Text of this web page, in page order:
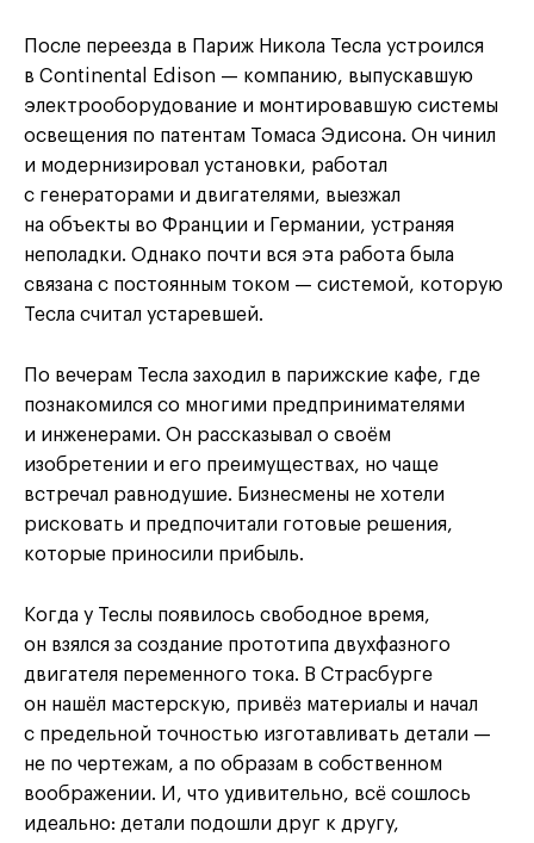
После переезда в Париж Никола Тесла устроился
в Continental Edison — компанию, выпускавшую
электрооборудование и монтировавшую системы
освещения по патентам Томаса Эдисона. Он чинил
и модернизировал установки, работал
с генераторами и двигателями, выезжал
на объекты во Франции и Германии, устраняя
неполадки. Однако почти вся эта работа была
связана с постоянным током — системой, которую
Тесла считал устаревшей.
По вечерам Тесла заходил в парижские кафе, где
познакомился со многими предпринимателями
и инженерами. Он рассказывал о своём
изобретении и его преимуществах, но чаще
встречал равнодушие. Бизнесмены не хотели
рисковать и предпочитали готовые решения,
которые приносили прибыль.
Когда у Теслы появилось свободное время,
он взялся за создание прототипа двухфазного
двигателя переменного тока. В Страсбурге
он нашёл мастерскую, привёз материалы и начал
с предельной точностью изготавливать детали —
не по чертежам, а по образам в собственном
воображении. И, что удивительно, всё сошлось
идеально: детали подошли друг к другу,